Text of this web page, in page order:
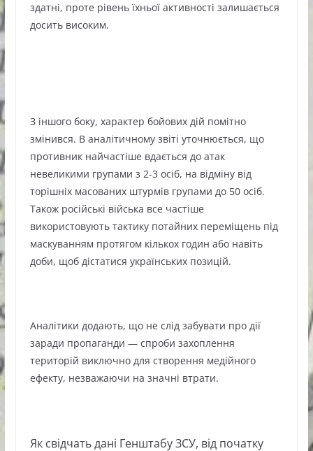
здатні, проте рівень їхньої активності залишається
досить високим.
З іншого боку, характер бойових дій помітно
змінився. В аналітичному звіті уточнюється, що
противник найчастіше вдається до атак
невеликими групами з 2-3 осіб, на відміну від
торішніх масованих штурмів групами до 50 осіб.
Також російські війська все частіше
використовують тактику потайних переміщень під
маскуванням протягом кількох годин або навіть
доби, щоб дістатися українських позицій.
Аналітики додають, що не слід забувати про дії
заради пропаганди — спроби захоплення
територій виключно для створення медійного
ефекту, незважаючи на значні втрати.
Як свідчать дані Генштабу ЗСУ, від початку